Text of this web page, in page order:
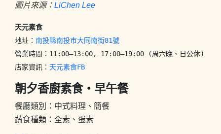
圖片來源： LiChen Lee
天元素食
地址： 南投縣南投市大同南街81號
營業時間：11:00–13:00, 17:00–19:00 (周六晚、日公休)
店家資訊： 天元素食FB
朝夕香廚素食‧早午餐
餐廳類別：中式料理、簡餐
蔬食種類：全素、蛋素